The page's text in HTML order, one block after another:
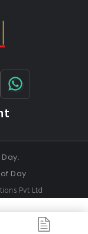
Day
Pvt Ltd